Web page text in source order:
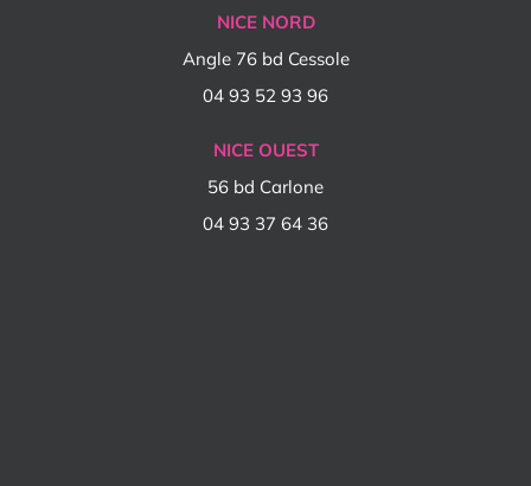
NICE NORD
Angle 76 bd Cessole
04 93 52 93 96
NICE OUEST
56 bd Carlone
04 93 37 64 36